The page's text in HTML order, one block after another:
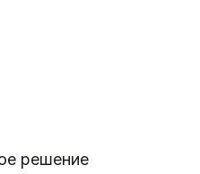
решение